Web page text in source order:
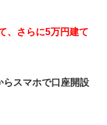
、さらに5万円建て
スマホで口座開設